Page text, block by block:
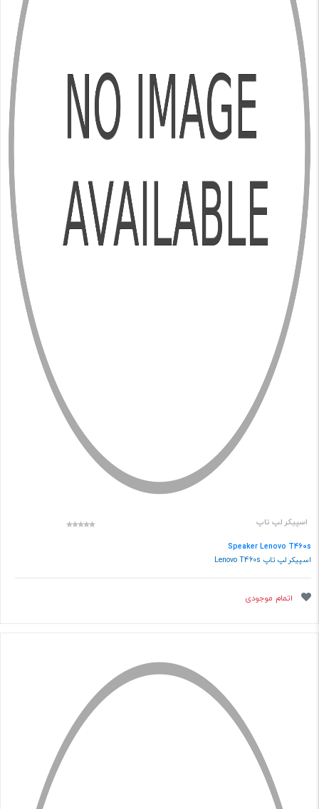
اسپیکر لپ تاپ
Speaker Lenovo T460s
اسپیکر لپ تاپ Lenovo T460s
اتمام موجودی